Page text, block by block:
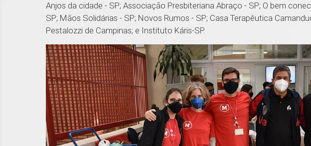
Anjos da cidade - SP; Associação Presbiteriana Abraço - SP; O bem
SP; Mãos Solidárias - SP; Novos Rumos - SP; Casa Terapêutica
Pestalozzi de Campinas; e Instituto Káris-SP.